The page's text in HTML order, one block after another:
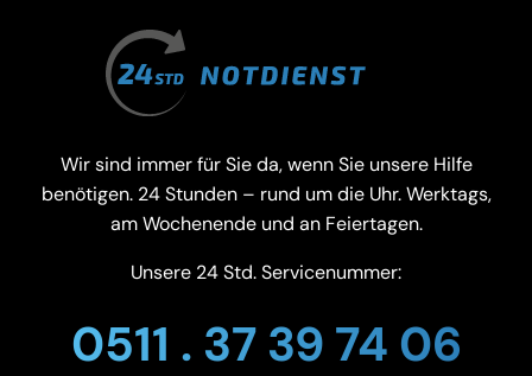
Wir sind immer für Sie da, wenn Sie unsere Hilfe
benötigen. 24 Stunden – rund um die Uhr. Werktags,
am Wochenende und an Feiertagen.
Unsere 24 Std. Servicenummer:
0511 . 37 39 74 06